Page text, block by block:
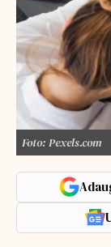
Foto: Pexels.com